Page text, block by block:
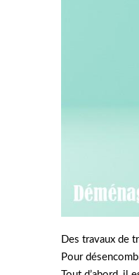
Des travaux de
Pour